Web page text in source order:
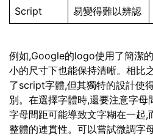
Script 易變得難以辨認
例如,Google的logo使用了簡潔
小的尺寸下也能保持清晰。相比
了script字體,但其獨特的設計使
別。在選擇字體時,還要注意字母
字母間距可能導致文字糊在一起,
整體的連貫性。可以嘗試微調字